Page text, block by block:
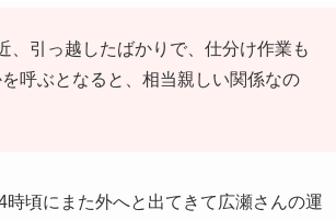
、引っ越したばかりで、仕分け作業も
呼ぶとなると、相当親しい関係なの
頃にまた外へと出てきて広瀬さんの運